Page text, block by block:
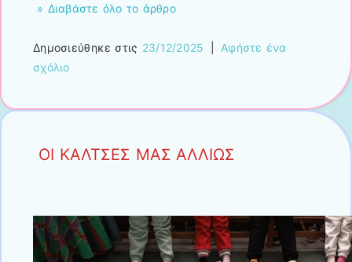
» Διαβάστε όλο το άρθρο
Δημοσιεύθηκε στις 23/12/2025
Αφήστε ένα
σχόλιο
ΟΙ ΚΑΛΤΣΕΣ ΜΑΣ ΑΛΛΙΩΣ